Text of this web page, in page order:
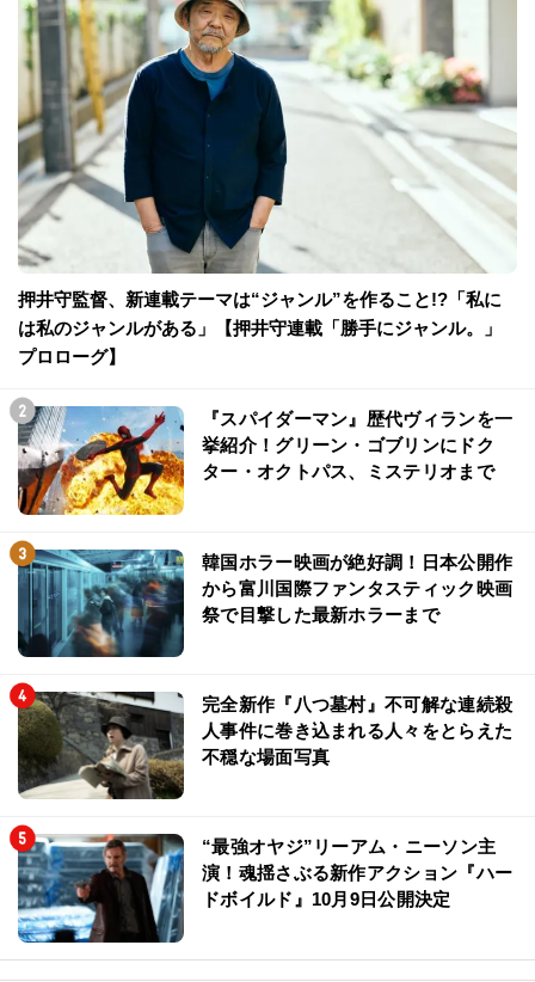
押井守監督、新連載テーマは“ジャンル”を作ること!?「私に
は私のジャンルがある」【押井守連載「勝手にジャンル。」
プロローグ】
『スパイダーマン』歴代ヴィランを一
挙紹介！グリーン・ゴブリンにドク
ター・オクトパス、ミステリオまで
韓国ホラー映画が絶好調！日本公開作
から富川国際ファンタスティック映画
祭で目撃した最新ホラーまで
完全新作『八つ墓村』不可解な連続殺
人事件に巻き込まれる人々をとらえた
不穏な場面写真
“最強オヤジ”リーアム・ニーソン主
演！魂揺さぶる新作アクション『ハー
ドボイルド』10月9日公開決定